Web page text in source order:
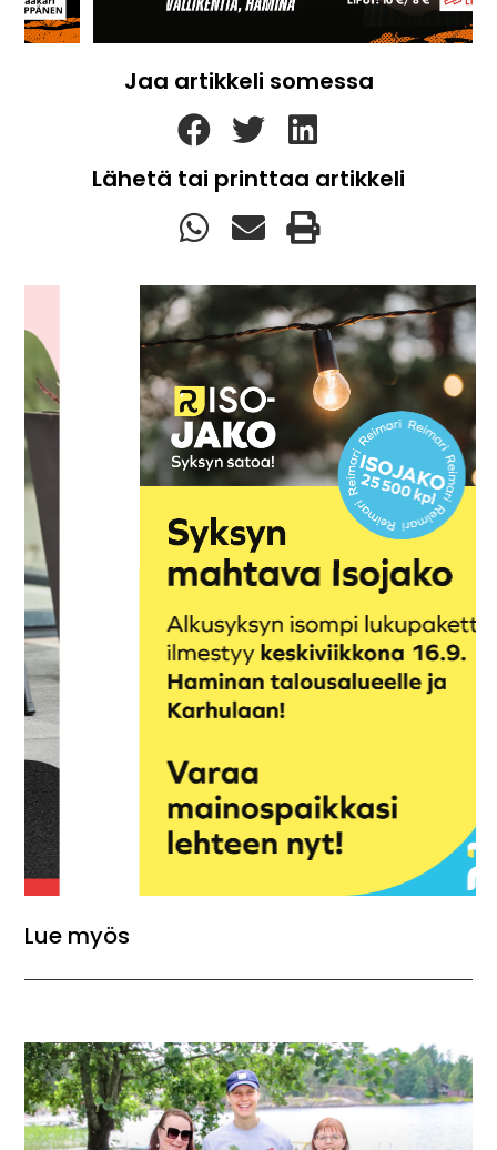
Jaa artikkeli somessa
Lähetä tai printtaa artikkeli
Lue myös